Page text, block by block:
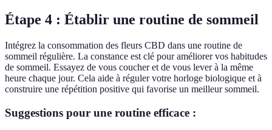
Étape 4 : Établir une routine de sommeil
Intégrez la consommation des fleurs CBD dans une routine de
sommeil régulière. La constance est clé pour améliorer vos habitudes
de sommeil. Essayez de vous coucher et de vous lever à la même
heure chaque jour. Cela aide à réguler votre horloge biologique et à
construire une répétition positive qui favorise un meilleur sommeil.
Suggestions pour une routine efficace :